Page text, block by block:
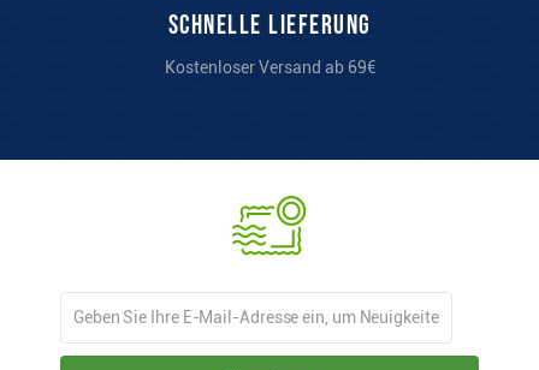
Schnelle Lieferung
Kostenloser Versand ab 69€